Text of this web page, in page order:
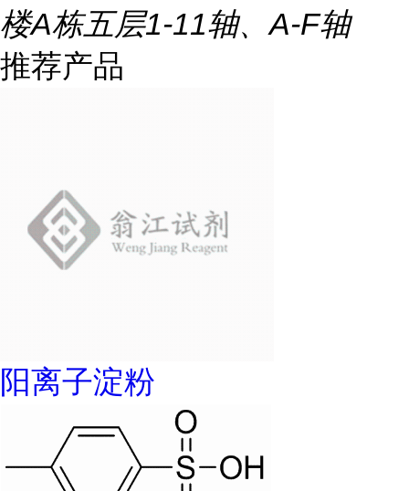
楼A栋五层1-11轴、A-F轴
推荐产品
阳离子淀粉